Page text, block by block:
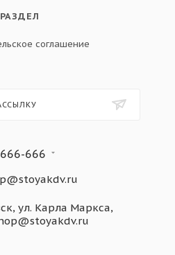
РАЗДЕЛ
соглашение
666-666
ул. Карла Маркса,